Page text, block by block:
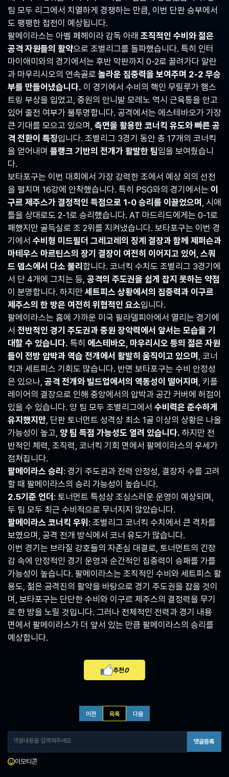
팀 모두 리그에서 치열하게 경쟁하는 만큼, 이번 단판 승부에서
도 팽팽한 접전이 예상됩니다.
팔메이라스는 아벨 페헤이라 감독 아래 조직적인 수비와 젊은
공격 자원들의 활약으로 조별리그를 돌파했습니다. 특히 인터
마이애미와의 경기에서는 후반 막판까지 0-2로 끌려가다 알란
과 마우리시오의 연속골로 놀라운 집중력을 보여주며 2-2 무승
부를 만들어냈습니다. 이 경기에서 수비의 핵인 무릴루가 햄스
트링 부상을 입었고, 중원의 안니발 모레노 역시 근육통을 안고
있어 출전 여부가 불투명합니다. 공격에서는 에스테바오가 가장
큰 기대를 모으고 있으며, 측면을 활용한 코너킥 유도와 빠른 공
격 전환이 특징입니다. 조별리그 3경기 동안 총 17개의 코너킥
을 얻어내며 플랭크 기반의 전개가 활발한 팀임을 보여줬습니
다.
보타포구는 이번 대회에서 가장 강력한 조에서 예상 외의 선전
을 펼치며 16강에 안착했습니다. 특히 PSG와의 경기에서는 이
구르 제주스가 결정적인 득점으로 1-0 승리를 이끌었으며 , 시애
틀을 상대로도 2-1로 승리했습니다. AT 마드리드에게는 0-1로
패했지만 골득실로 조 2위를 지켜냈습니다. 보타포구는 이번 경
기에서 수비형 미드필더 그레고레의 징계 결장과 함께 제퍼슨과
마테우스 마르틴스의 장기 결장이 여전히 이어지고 있어, 스쿼
드 뎁스에서 다소 불리 합니다. 코너킥 수치도 조별리그 3경기에
서 단 4개에 그치는 등, 공격의 주도권을 쉽게 잡지 못하는 약점
이 분명합니다. 하지만 세트피스 상황에서의 집중력과 이구르
제주스의 한 방은 여전히 위협적인 요소입니다.
팔메이라스는 홈에 가까운 미국 필라델피아에서 열리는 경기에
서 전반적인 경기 주도권과 중원 장악력에서 앞서는 모습을 기
대할 수 있습니다. 특히 에스테바오, 마우리시오 등의 젊은 자원
들이 전방 압박과 역습 전개에서 활발히 움직이고 있으며 , 코너
킥과 세트피스 기회도 많습니다. 반면 보타포구는 수비 안정성
은 있으나, 공격 전개와 빌드업에서의 역동성이 떨어지며 , 키플
레이어의 결장으로 인해 중앙에서의 압박과 공간 커버에 허점이
있을 수 있습니다. 양 팀 모두 조별리그에서 수비력은 준수하게
유지했지만, 단판 토너먼트 성격상 최소 1골 이상의 상황은 나올
가능성이 높고, 양 팀 득점 가능성도 열려 있습니다. 하지만 전
반적인 체력, 조직력, 코너킥 기회 면에서 팔메이라스의 우세가
점쳐집니다.
팔메이라스 승리 : 경기 주도권과 전력 안정성, 결장자 수를 고려
할 때 팔메이라스의 승리 가능성이 높습니다.
2.5기준 언더 : 토너먼트 특성상 조심스러운 운영이 예상되며,
두 팀 모두 최근 수비적으로 무너지지 않았습니다.
팔메이라스 코너킥 우위 : 조별리그 코너킥 수치에서 큰 격차를
보였으며, 공격 전개 방식에서 코너 유도가 많습니다.
이번 경기는 브라질 강호들의 자존심 대결로, 토너먼트의 긴장
감 속에 안정적인 경기 운영과 순간적인 집중력이 승패를 가를
가능성이 높습니다. 팔메이라스는 조직적인 수비와 세트피스 활
용도, 젊은 공격진의 활약을 바탕으로 경기 주도권을 잡을 것이
며, 보타포구는 단단한 수비와 이구르 제주스의 결정력을 무기
로 한 방을 노릴 것입니다. 그러나 전체적인 전력과 경기 내용
면에서 팔메이라스가 더 앞서 있는 만큼 팔메이라스의 승리를
예상합니다.
추천0
이전 목록 다음
댓글등록
이모티콘